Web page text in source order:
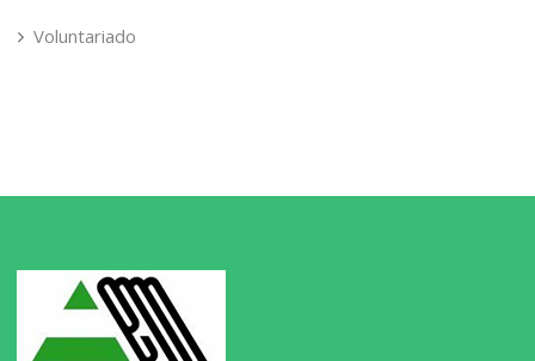
Voluntariado